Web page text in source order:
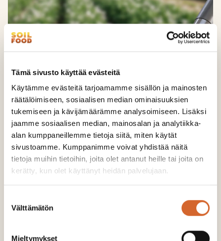
Tämä sivusto käyttää evästeitä
Käytämme evästeitä tarjoamamme sisällön ja mainosten
räätälöimiseen, sosiaalisen median ominaisuuksien
tukemiseen ja kävijämäärämme analysoimiseen. Lisäksi
jaamme sosiaalisen median, mainosalan ja analytiikka-
alan kumppaneillemme tietoja siitä, miten käytät
sivustoamme. Kumppanimme voivat yhdistää näitä
tietoja muihin tietoihin, joita olet antanut heille tai joita on
kerätty, kun olet käyttänyt heidän palvelujaan.
valinta
Välttämätön
Mieltymykset
Soilfood Ravinnetuhka V+
PÄÄSTÖT: 5 kg CO2-ekv./t
lannoitusvaikutus. Ravinnetuhka V+ on
fosforia ja kaliu...